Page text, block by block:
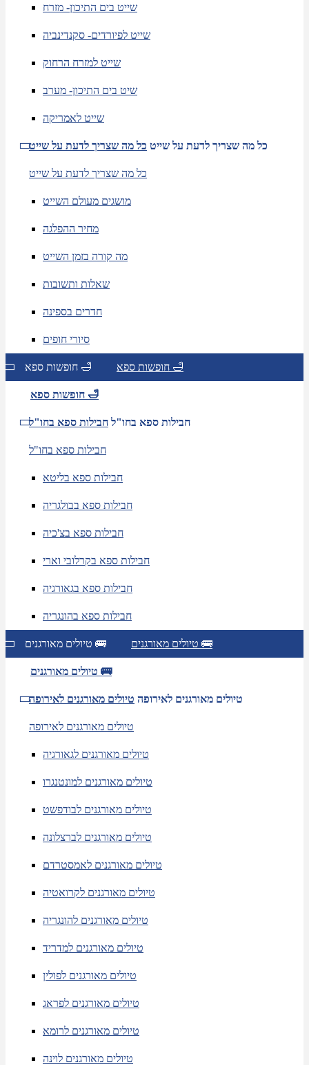
שייט בים התיכון- מזרח
שייט לפיורדים- סקנדינביה
שייט למזרח הרחוק
שיט בים התיכון- מערב
שייט לאמריקה
כל מה שצריך לדעת על שייט כל מה שצריך לדעת על שייט
כל מה שצריך לדעת על שייט
מושגים מעולם השייט
מחיר ההפלגה
מה קורה בזמן השייט
שאלות ותשובות
חדרים בספינה
סיורי חופים
חופשות ספא 🛁 חופשות ספא 🛁
חופשות ספא 🛁
חבילות ספא בחו"ל חבילות ספא בחו"ל
חבילות ספא בחו"ל
חבילות ספא בליטא
חבילות ספא בבולגריה
חבילות ספא בצ'כיה
חבילות ספא בקרלובי וארי
חבילות ספא בגאורגיה
חבילות ספא בהונגריה
טיולים מאורגנים 🚌 טיולים מאורגנים 🚌
טיולים מאורגנים 🚌
טיולים מאורגנים לאירופה טיולים מאורגנים לאירופה
טיולים מאורגנים לאירופה
טיולים מאורגנים לגאורגיה
טיולים מאורגנים למונטנגרו
טיולים מאורגנים לבודפשט
טיולים מאורגנים לברצלונה
טיולים מאורגנים לאמסטרדם
טיולים מאורגנים לקרואטיה
טיולים מאורגנים להונגריה
טיולים מאורגנים למדריד
טיולים מאורגנים לפולין
טיולים מאורגנים לפראג
טיולים מאורגנים לרומא
טיולים מאורגנים לוינה